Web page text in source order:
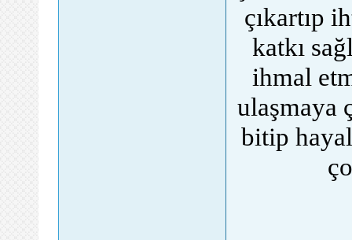
çıkartıp
katkı
ihmal
ulaşmaya
bitip